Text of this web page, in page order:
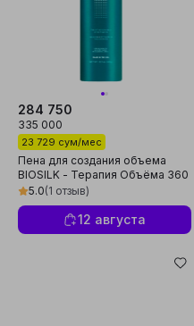
284 750
335 000
23 729 сум/мес
Пена для создания объема
BIOSILK - Терапия Объёма 360
гр5.0(1 отзыв)
12 августа